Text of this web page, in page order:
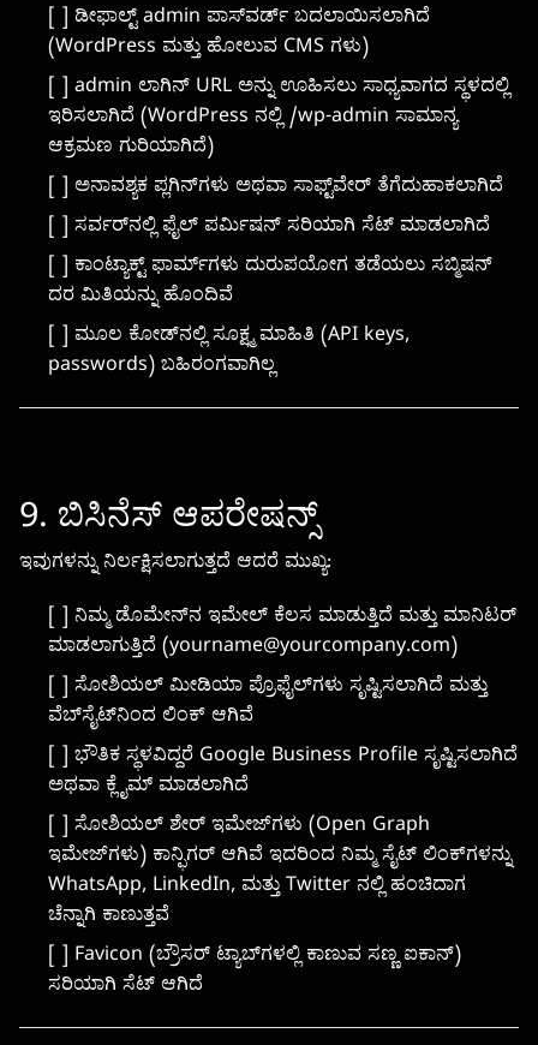
[ ] ಡೀಫಾಲ್ಟ್ admin ಪಾಸ್‌ವರ್ಡ್ ಬದಲಾಯಿಸಲಾಗಿದೆ
(WordPress ಮತ್ತು ಹೋಲುವ CMS ಗಳು)
[ ] admin ಲಾಗಿನ್ URL ಅನ್ನು ಊಹಿಸಲು ಸಾಧ್ಯವಾಗದ ಸ್ಥಳದಲ್ಲಿ
ಇರಿಸಲಾಗಿದೆ (WordPress ನಲ್ಲಿ /wp-admin ಸಾಮಾನ್ಯ
ಆಕ್ರಮಣ ಗುರಿಯಾಗಿದೆ)
[ ] ಅನಾವಶ್ಯಕ ಪ್ಲಗಿನ್‌ಗಳು ಅಥವಾ ಸಾಫ್ಟ್‌ವೇರ್ ತೆಗೆದುಹಾಕಲಾಗಿದೆ
[ ] ಸರ್ವರ್‌ನಲ್ಲಿ ಫೈಲ್ ಪರ್ಮಿಷನ್ ಸರಿಯಾಗಿ ಸೆಟ್ ಮಾಡಲಾಗಿದೆ
[ ] ಕಾಂಟ್ಯಾಕ್ಟ್ ಫಾರ್ಮ್‌ಗಳು ದುರುಪಯೋಗ ತಡೆಯಲು ಸಬ್ಮಿಷನ್
ದರ ಮಿತಿಯನ್ನು ಹೊಂದಿವೆ
[ ] ಮೂಲ ಕೋಡ್‌ನಲ್ಲಿ ಸೂಕ್ಷ್ಮ ಮಾಹಿತಿ (API keys,
passwords) ಬಹಿರಂಗವಾಗಿಲ್ಲ
9. ಬಿಸಿನೆಸ್ ಆಪರೇಷನ್ಸ್
ಇವುಗಳನ್ನು ನಿರ್ಲಕ್ಷಿಸಲಾಗುತ್ತದೆ ಆದರೆ ಮುಖ್ಯ:
[ ] ನಿಮ್ಮ ಡೊಮೇನ್‌ನ ಇಮೇಲ್ ಕೆಲಸ ಮಾಡುತ್ತಿದೆ ಮತ್ತು ಮಾನಿಟರ್
ಮಾಡಲಾಗುತ್ತಿದೆ (yourname@yourcompany.com)
[ ] ಸೋಶಿಯಲ್ ಮೀಡಿಯಾ ಪ್ರೊಫೈಲ್‌ಗಳು ಸೃಷ್ಟಿಸಲಾಗಿದೆ ಮತ್ತು
ವೆಬ್‌ಸೈಟ್‌ನಿಂದ ಲಿಂಕ್ ಆಗಿವೆ
[ ] ಭೌತಿಕ ಸ್ಥಳವಿದ್ದರೆ Google Business Profile ಸೃಷ್ಟಿಸಲಾಗಿದೆ
ಅಥವಾ ಕ್ಲೈಮ್ ಮಾಡಲಾಗಿದೆ
[ ] ಸೋಶಿಯಲ್ ಶೇರ್ ಇಮೇಜ್‌ಗಳು (Open Graph
ಇಮೇಜ್‌ಗಳು) ಕಾನ್ಫಿಗರ್ ಆಗಿವೆ ಇದರಿಂದ ನಿಮ್ಮ ಸೈಟ್ ಲಿಂಕ್‌ಗಳನ್ನು
WhatsApp, LinkedIn, ಮತ್ತು Twitter ನಲ್ಲಿ ಹಂಚಿದಾಗ
ಚೆನ್ನಾಗಿ ಕಾಣುತ್ತವೆ
[ ] Favicon (ಬ್ರೌಸರ್ ಟ್ಯಾಬ್‌ಗಳಲ್ಲಿ ಕಾಣುವ ಸಣ್ಣ ಐಕಾನ್)
ಸರಿಯಾಗಿ ಸೆಟ್ ಆಗಿದೆ